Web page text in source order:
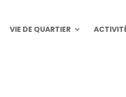
VIE DE QUARTIER